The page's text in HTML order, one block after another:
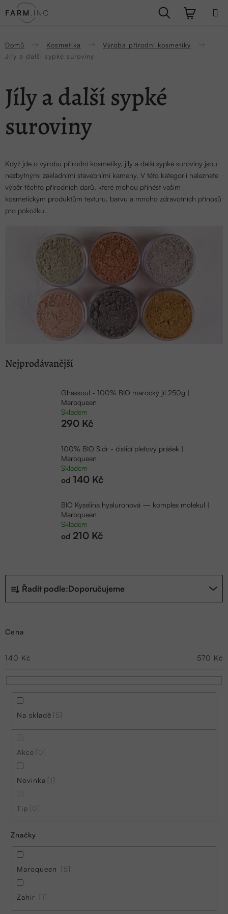
na
Hledat
Domů Kosmetika
Výroba přírodní kosmetiky
Jíly a další sypké suroviny
Jíly a další sypké
suroviny
Když jde o výrobu přírodní kosmetiky, jíly a další sypké suroviny jsou
nezbytnými základními stavebními kameny. V této kategorii naleznete
výběr těchto přírodních darů, které mohou přinést vašim
kosmetickým produktům texturu, barvu a mnoho zdravotních přínosů
pro pokožku.
Nejprodávanější
Ghassoul - 100% BIO marocký jíl 250g |
Maroqueen
Skladem
290 Kč
100% BIO Sidr - čisticí pleťový prášek |
Maroqueen
Skladem
od 140 Kč
BIO Kyselina hyaluronová — komplex molekul |
Maroqueen
Skladem
od 210 Kč
a
e
n
Řadit podle:Doporučujeme
Cena
140 Kč 570 Kč
Na skladě 5
Akce 0
Novinka 1
Tip 0
Značky
Maroqueen 5
Zahir 1